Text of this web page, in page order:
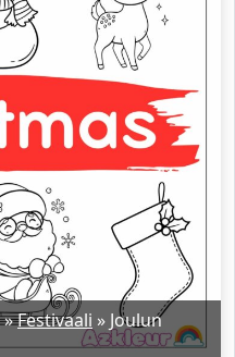
»Festivaali » Joulun